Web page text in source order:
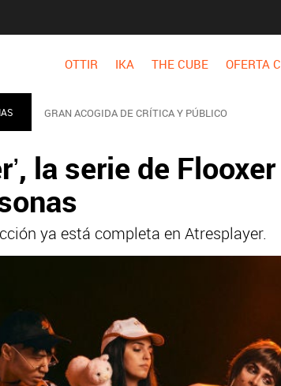
OTTIR IKA THE CUBE OFERTA
GRAN ACOGIDA DE CRÍTICA Y PÚBLICO
la serie de
ya está completa en Atresplayer.